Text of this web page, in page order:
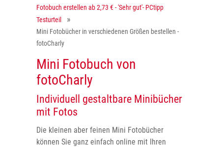
Fotobuch erstellen ab 2,73 € - 'Sehr gut'- PCtipp
Testurteil
Mini Fotobücher in verschiedenen Größen bestellen -
fotoCharly
Mini Fotobuch von
fotoCharly
Individuell gestaltbare Minibücher
mit Fotos
Die kleinen aber feinen Mini Fotobücher
können Sie ganz einfach online mit Ihren